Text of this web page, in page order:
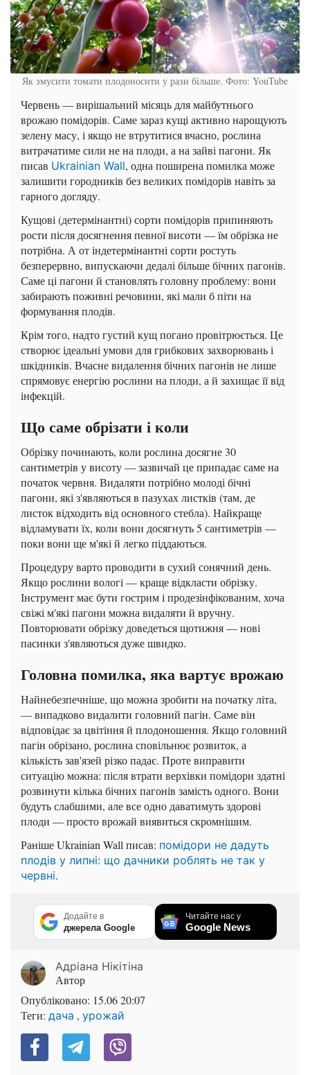
Як змусити томати плодоносити у рази більше. Фото: YouTube
Червень — вирішальний місяць для майбутнього
врожаю помідорів. Саме зараз кущі активно нарощують
зелену масу, і якщо не втрутитися вчасно, рослина
витрачатиме сили не на плоди, а на зайві пагони. Як
писав Ukrainian Wall, одна поширена помилка може
залишити городників без великих помідорів навіть за
гарного догляду.
Кущові (детермінантні) сорти помідорів припиняють
рости після досягнення певної висоти — їм обрізка не
потрібна. А от індетермінантні сорти ростуть
безперервно, випускаючи дедалі більше бічних пагонів.
Саме ці пагони й становлять головну проблему: вони
забирають поживні речовини, які мали б піти на
формування плодів.
Крім того, надто густий кущ погано провітрюється. Це
створює ідеальні умови для грибкових захворювань і
шкідників. Вчасне видалення бічних пагонів не лише
спрямовує енергію рослини на плоди, а й захищає її від
інфекцій.
Що саме обрізати і коли
Обрізку починають, коли рослина досягне 30
сантиметрів у висоту — зазвичай це припадає саме на
початок червня. Видаляти потрібно молоді бічні
пагони, які з'являються в пазухах листків (там, де
листок відходить від основного стебла). Найкраще
відламувати їх, коли вони досягнуть 5 сантиметрів —
поки вони ще м'які й легко піддаються.
Процедуру варто проводити в сухий сонячний день.
Якщо рослини вологі — краще відкласти обрізку.
Інструмент має бути гострим і продезінфікованим, хоча
свіжі м'які пагони можна видаляти й вручну.
Повторювати обрізку доведеться щотижня — нові
пасинки з'являються дуже швидко.
Головна помилка, яка вартує врожаю
Найнебезпечніше, що можна зробити на початку літа,
— випадково видалити головний пагін. Саме він
відповідає за цвітіння й плодоношення. Якщо головний
пагін обрізано, рослина сповільнює розвиток, а
кількість зав'язей різко падає. Проте виправити
ситуацію можна: після втрати верхівки помідори здатні
розвинути кілька бічних пагонів замість одного. Вони
будуть слабшими, але все одно даватимуть здорові
плоди — просто врожай виявиться скромнішим.
Раніше Ukrainian Wall писав: помідори не дадуть
плодів у липні: що дачники роблять не так у
червні.
Додайте в
джерела Google
Читайте нас у
Google News
Адріана Нікітіна
Автор
Опубліковано: 15.06 20:07
Теги: дача , урожай